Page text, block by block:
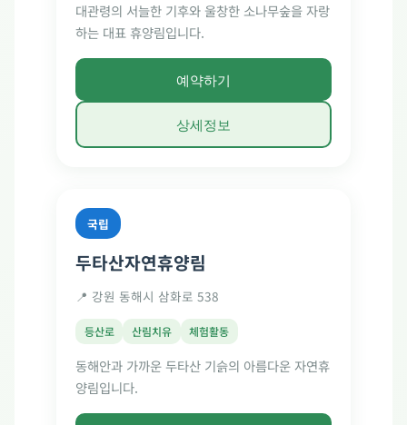
대관령의 서늘한 기후와 울창한 소나무숲을 자랑
하는 대표 휴양림입니다.
예약하기
상세정보
국립
두타산자연휴양림
📍 강원 동해시 삼화로 538
등산로 산림치유 체험활동
동해안과 가까운 두타산 기슭의 아름다운 자연휴
양림입니다.